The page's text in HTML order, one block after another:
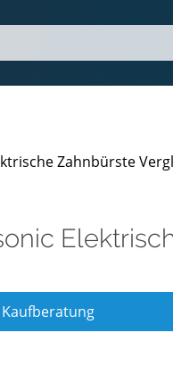
Zahnbürste
Kaufberatung